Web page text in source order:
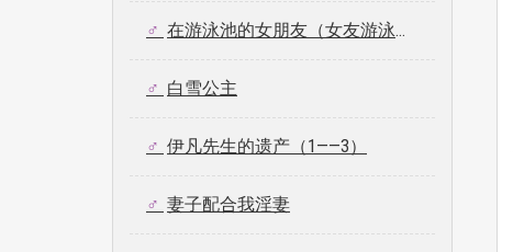
在游泳池的女朋友（女友游泳时被强奸）
白雪公主
伊凡先生的遗产（1——3）
妻子配合我淫妻